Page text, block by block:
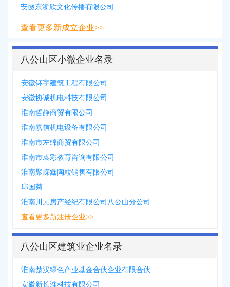
安徽东浙欣文化传播有限公司
查看更多新成立企业>>
八公山区小微企业名录
安徽钚宇建筑工程有限公司
安徽协诚机电科技有限公司
淮南哲静商贸有限公司
淮南嘉信机电设备有限公司
淮南市左绵商贸有限公司
淮南市袁彩教育咨询有限公司
淮南聚嵘鑫陶粒销售有限公司
邱国菊
淮南川元房产经纪有限公司八公山分公司
查看更多新注册企业>>
八公山区建筑业企业名录
淮南楚汉绿色产业基金合伙企业有限合伙
安徽新长淮科技有限公司